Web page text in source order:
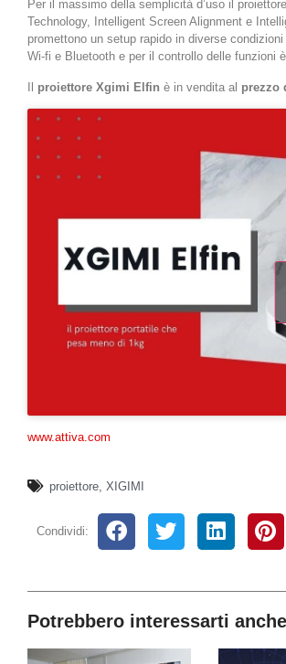
Per il massimo della semplicità d’uso il
Technology, Intelligent Screen Alignment e
promettono un setup rapido in diverse
Wi-fi e Bluetooth e per il controllo delle funzioni
Il proiettore Xgimi Elfin è in vendita al prezzo
www.attiva.com
proiettore XIGIMI
Condividi:
Potrebbero interessarti